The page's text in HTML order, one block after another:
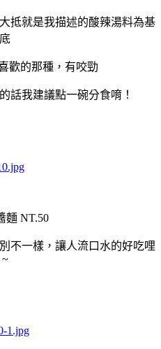
抵就是我描述的酸辣湯料為基
底
歡的那種，有咬勁
話我建議點一碗分食唷！
麵 NT.50
不一樣，讓人流口水的好吃哩
~